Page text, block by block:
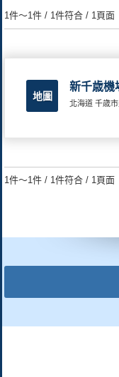
1件～1件 / 1件符合 / 1頁面
地圖
新千歳機
北海道 千歳
1件～1件 / 1件符合 / 1頁面